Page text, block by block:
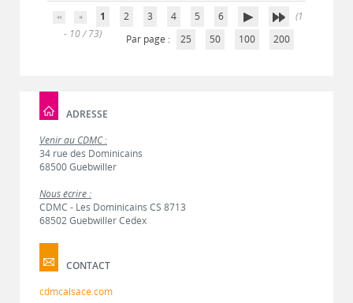
1 2 3 4 5 6
(1
- 10 / 73)
Par page : 25 50 100 200
ADRESSE
Venir au CDMC :
34 rue des Dominicains
68500 Guebwiller
Nous écrire :
CDMC - Les Dominicains CS 8713
68502 Guebwiller Cedex
CONTACT
cdmcalsace.com